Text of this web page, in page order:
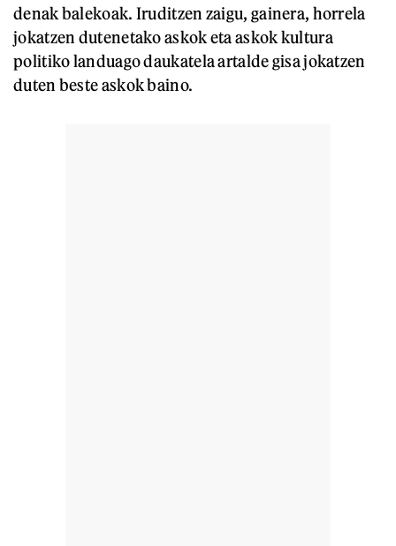
denak balekoak. Iruditzen zaigu, gainera, horrela
jokatzen dutenetako askok eta askok kultura
politiko landuago daukatela artalde gisa jokatzen
duten beste askok baino.